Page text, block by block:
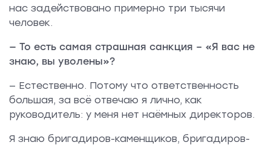
нас задействовано примерно три тысячи
человек.
— То есть самая страшная санкция – «Я вас не
знаю, вы уволены»?
— Естественно. Потому что ответственность
большая, за всё отвечаю я лично, как
руководитель: у меня нет наёмных директоров.
Я знаю бригадиров-каменщиков, бригадиров-